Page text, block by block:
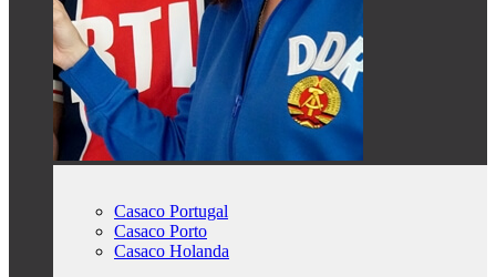
Casaco Portugal
Casaco Porto
Casaco Holanda